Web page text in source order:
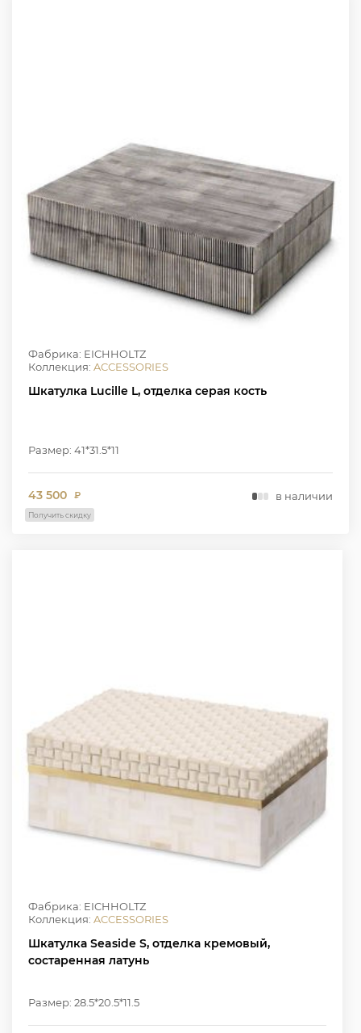
Фабрика: EICHHOLTZ
Коллекция: ACCESSORIES
Шкатулка Lucille L, отделка серая кость
Размер: 41*31.5*11
43 500 ₽ в наличии
Получить скидку
Фабрика: EICHHOLTZ
Коллекция: ACCESSORIES
Шкатулка Seaside S, отделка кремовый,
состаренная латунь
Размер: 28.5*20.5*11.5